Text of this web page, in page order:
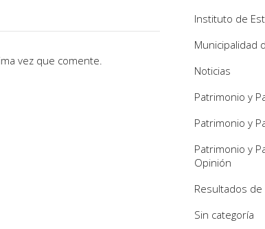
vez que comente.
Instituto de
Municipalidad
Noticias
Patrimonio y
Patrimonio y
Patrimonio y
Opinión
Resultados
Sin categoría